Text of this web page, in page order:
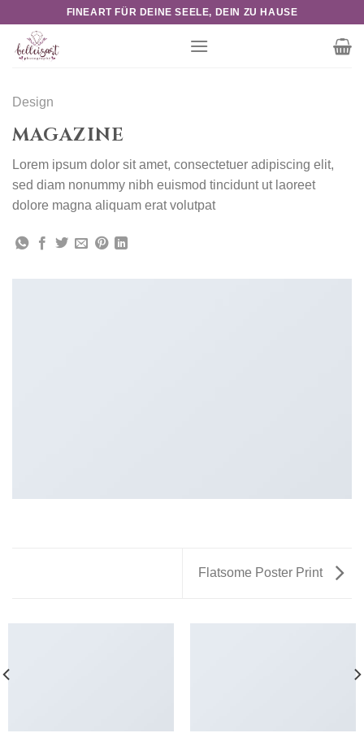
content
FINEART FÜR DEINE SEELE, DEIN ZU HAUSE
Design
MAGAZINE
Lorem ipsum dolor sit amet, consectetuer adipiscing elit,
sed diam nonummy nibh euismod tincidunt ut laoreet
dolore magna aliquam erat volutpat
Flatsome Poster Print